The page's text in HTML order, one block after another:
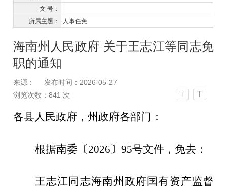
文 号：
所属主题：
人事任免
海南州人民政府 关于王志江等同志免
职的通知
来源：
发布时间：2026-05-27
浏览次数：841 次 T T
各县人民政府，州政府各部门：
根据南委〔2026〕95号文件， 免去 ：
王志江同志海南州政府国有资产监督